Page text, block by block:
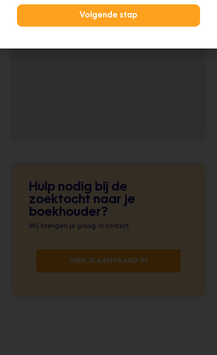
Hulp nodig bij de
zoektocht naar je
boekhouder?
Wij brengen je graag in contact.
DIEN JE AANVRAAG IN
Volgende stap